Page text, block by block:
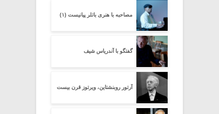
مصاحبه با هنری باتلر پیانیست (۱)
گفتگو با آندریاس شیف
آرتور روبنشتاین، ویرتوز قرن بیست